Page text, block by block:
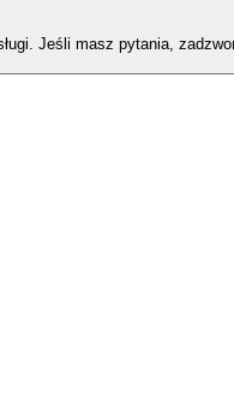
Jeśli masz pytania,